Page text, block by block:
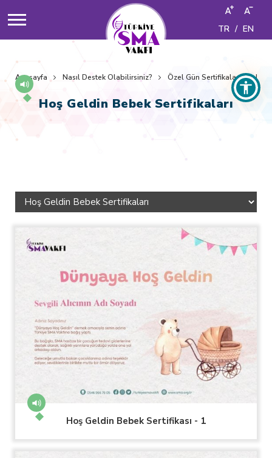
TR / EN
Anasayfa Nasıl Destek Olabilirsiniz? Özel Gün Sertifikaları Hoş
Hoş Geldin Bebek Sertifikaları
Hoş Geldin Bebek Sertifikası - 1